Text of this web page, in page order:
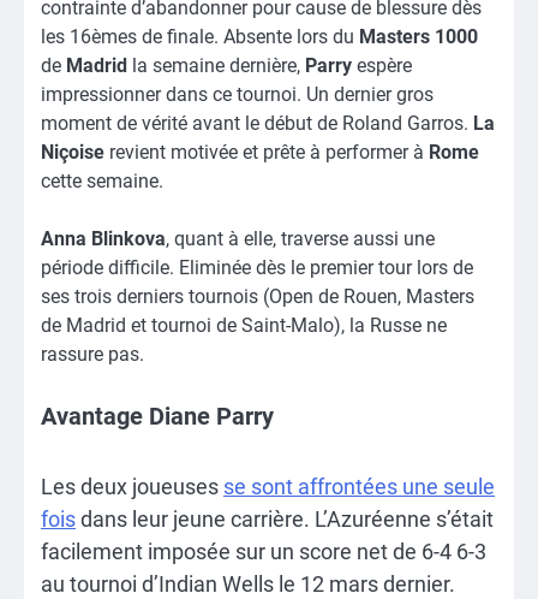
contrainte d’abandonner pour cause de blessure dès
les 16èmes de finale. Absente lors du Masters 1000
de Madrid la semaine dernière, Parry espère
impressionner dans ce tournoi. Un dernier gros
moment de vérité avant le début de Roland Garros. La
Niçoise revient motivée et prête à performer à Rome
cette semaine.
Anna Blinkova, quant à elle, traverse aussi une
période difficile. Eliminée dès le premier tour lors de
ses trois derniers tournois (Open de Rouen, Masters
de Madrid et tournoi de Saint-Malo), la Russe ne
rassure pas.
Avantage Diane Parry
Les deux joueuses se sont affrontées une seule
foisdans leur jeune carrière. L’Azuréenne s’était
facilement imposée sur un score net de 6-4 6-3
au tournoi d’Indian Wells le 12 mars dernier.